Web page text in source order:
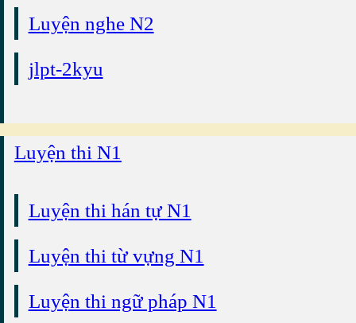
Luyện nghe N2
jlpt-2kyu
Luyện thi N1
Luyện thi hán tự N1
Luyện thi từ vựng N1
Luyện thi ngữ pháp N1